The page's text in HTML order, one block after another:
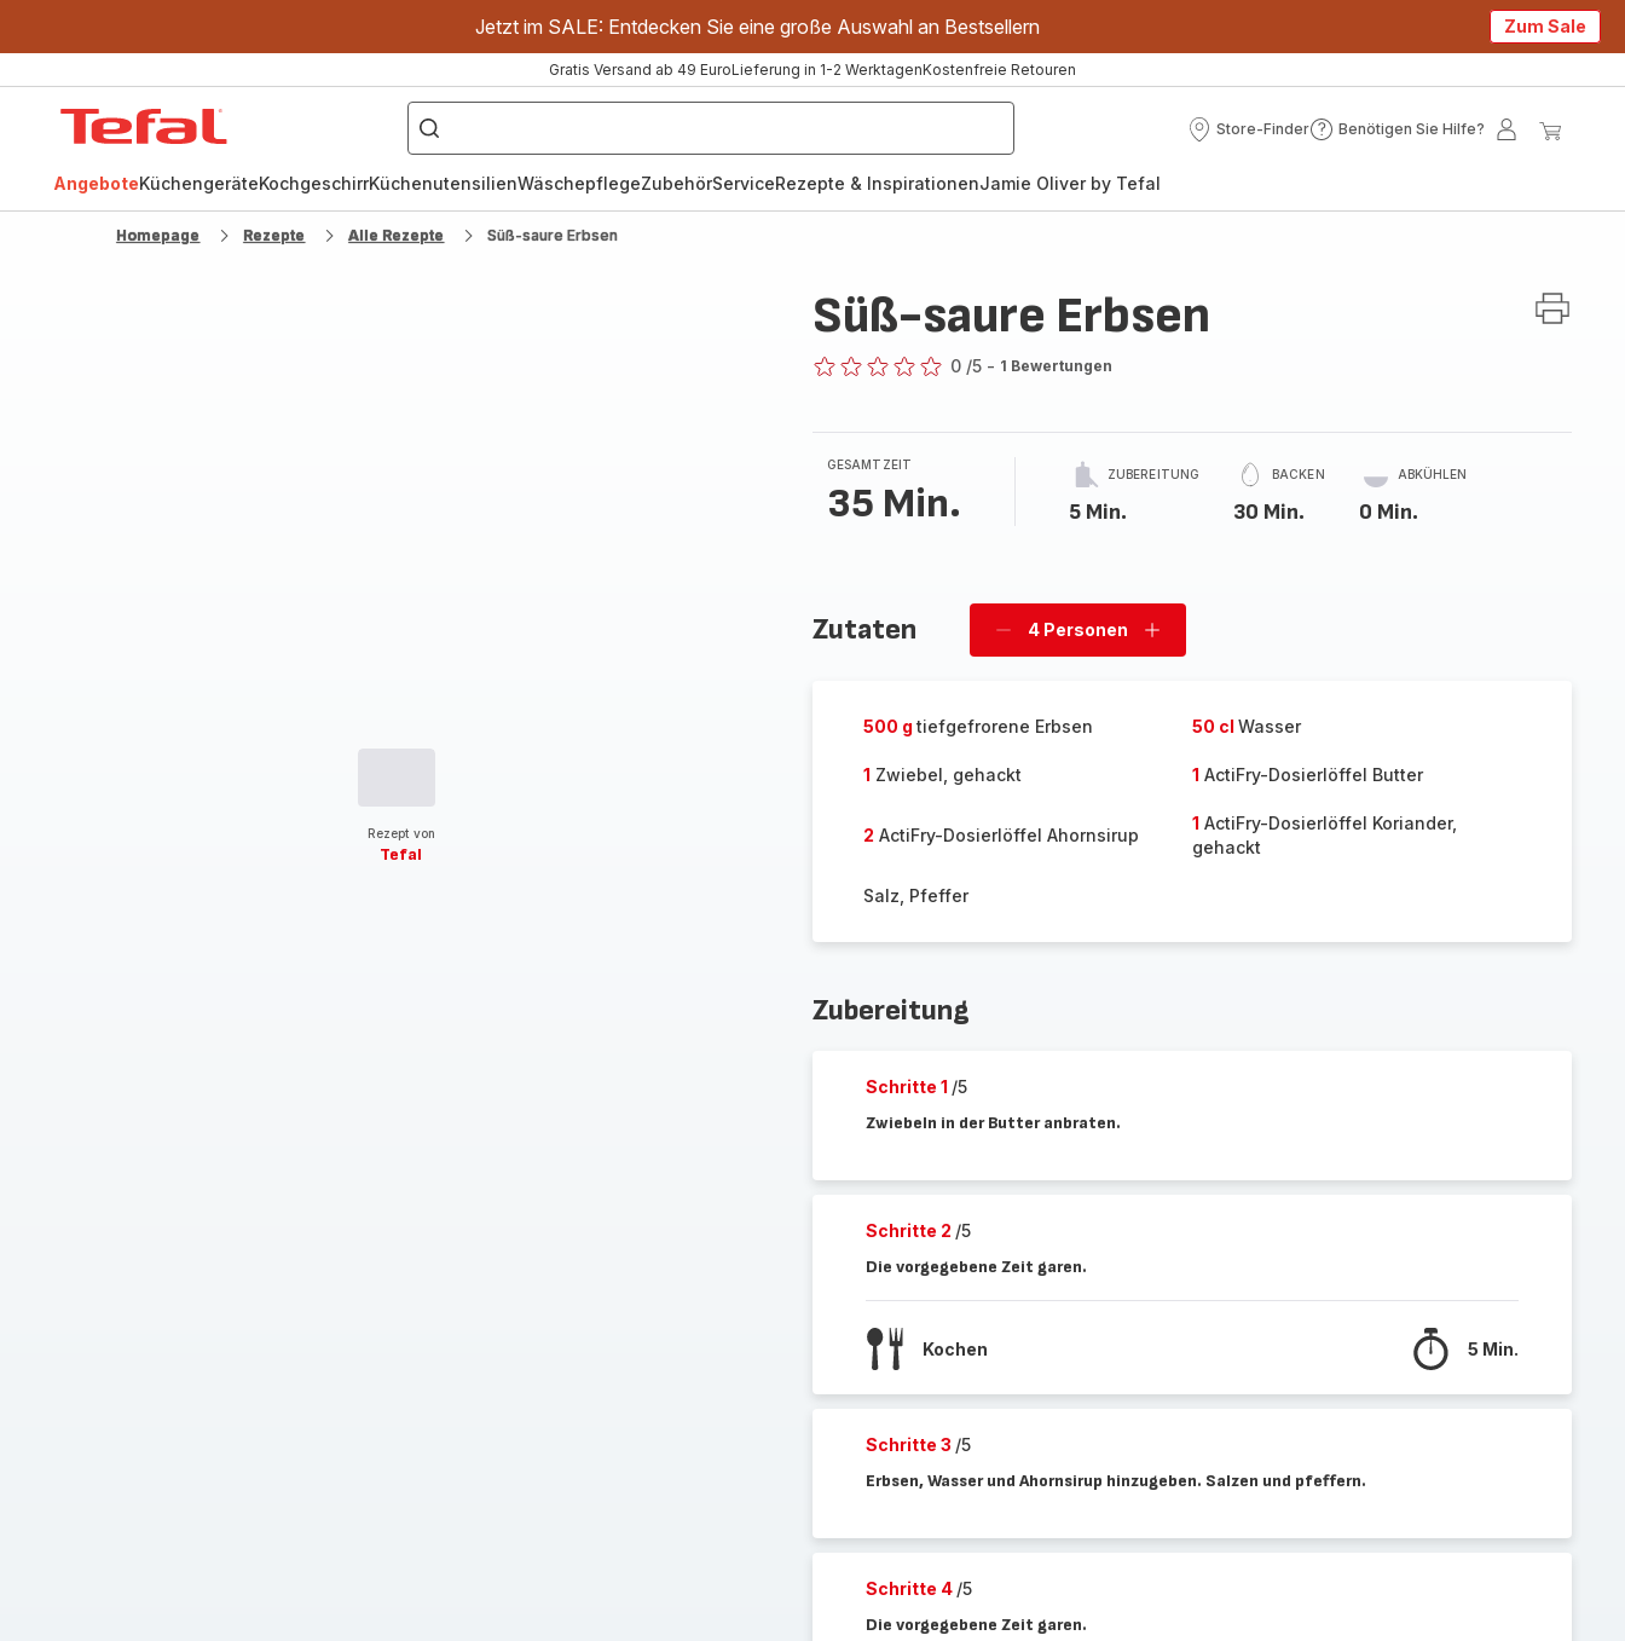
Jetzt im SALE: Entdecken Sie eine große Auswahl an Bestsellern Zum Sale
Gratis Versand ab 49 EuroLieferung in 1-2 WerktagenKostenfreie Retouren
["OptiGrill","Easy
Fry","Pfanne"]
Store-Finder
Store-
Benötigen Sie Hilfe?
Benötigen
Mein
AngeboteKüchengeräteKochgeschirrKüchenutensilienWäschepflegeZubehörServiceRezepte & InspirationenJamie Oliver by Tefal
Homepage Rezepte Alle Rezepte Süß-saure Erbsen
Rezept von
Tefal
Süß-saure Erbsen
0 /5 - 1 Bewertungen
GESAMTZEIT
35 Min.
ZUBEREITUNG
5 Min.
BACKEN
30 Min.
ABKÜHLEN
0 Min.
Zutaten
Personen
4 Personen
Personen
500 g tiefgefrorene Erbsen 50 cl Wasser
1 Zwiebel, gehackt 1 ActiFry-Dosierlöffel Butter
2 ActiFry-Dosierlöffel Ahornsirup
1 ActiFry-Dosierlöffel Koriander,
gehackt
Salz, Pfeffer
Zubereitung
Schritte 1 /5
Zwiebeln in der Butter anbraten.
Schritte 2 /5
Die vorgegebene Zeit garen.
Kochen 5 Min.
Schritte 3 /5
Erbsen, Wasser und Ahornsirup hinzugeben. Salzen und pfeffern.
Schritte 4 /5
Die vorgegebene Zeit garen.